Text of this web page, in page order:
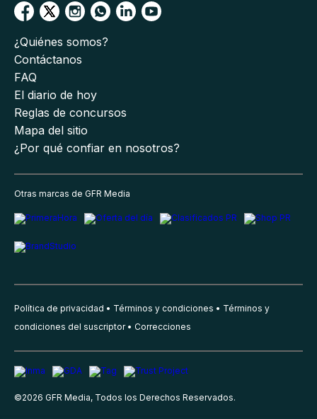
¿Quiénes somos?
Contáctanos
FAQ
El diario de hoy
Reglas de concursos
Mapa del sitio
¿Por qué confiar en nosotros?
Otras marcas de GFR Media
Política de privacidad Términos y condiciones
Términos y
condiciones del suscriptor
Correcciones
©2026 GFR Media, Todos los Derechos Reservados.